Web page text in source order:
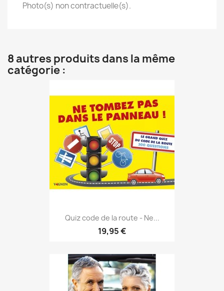
Photo(s) non contractuelle(s).
8 autres produits dans la même
catégorie :
Quiz code de la route - Ne...
19,95 €